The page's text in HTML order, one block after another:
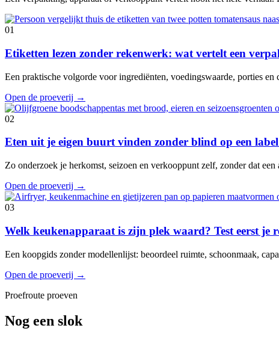
01
Etiketten lezen zonder rekenwerk: wat vertelt een
Een praktische volgorde voor ingrediënten, voedingswaarde, porties
Open de proeverij →
02
Eten uit je eigen buurt vinden zonder blind op een
Zo onderzoek je herkomst, seizoen en verkooppunt zelf, zonder dat
Open de proeverij →
03
Welk keukenapparaat is zijn plek waard? Test eerst je
Een koopgids zonder modellenlijst: beoordeel ruimte, schoonmaak,
Open de proeverij →
Proefroute proeven
Nog een slok